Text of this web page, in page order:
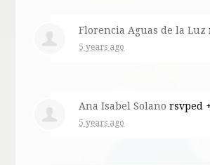
Florencia Aguas de la Luz
5 years ago
Ana Isabel Solano rsvped
5 years ago